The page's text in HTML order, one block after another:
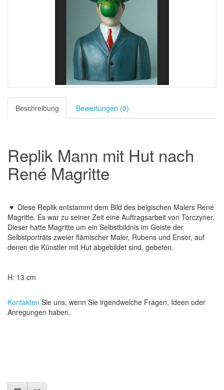
Beschreibung Bewertungen (0)
Replik Mann mit Hut nach
René Magritte
♥ Diese Replik entstammt dem Bild des belgischen Malers René
Magritte. Es war zu seiner Zeit eine Auftragsarbeit von Torczyner.
Dieser hatte Magritte um ein Selbstbildnis im Geiste der
Selbstporträts zweier flämischer Maler, Rubens und Ensor, auf
denen die Künstler mit Hut abgebildet sind, gebeten.
H: 13 cm
Kontakten Sie uns, wenn Sie irgendwelche Fragen, Ideen oder
Anregungen haben.